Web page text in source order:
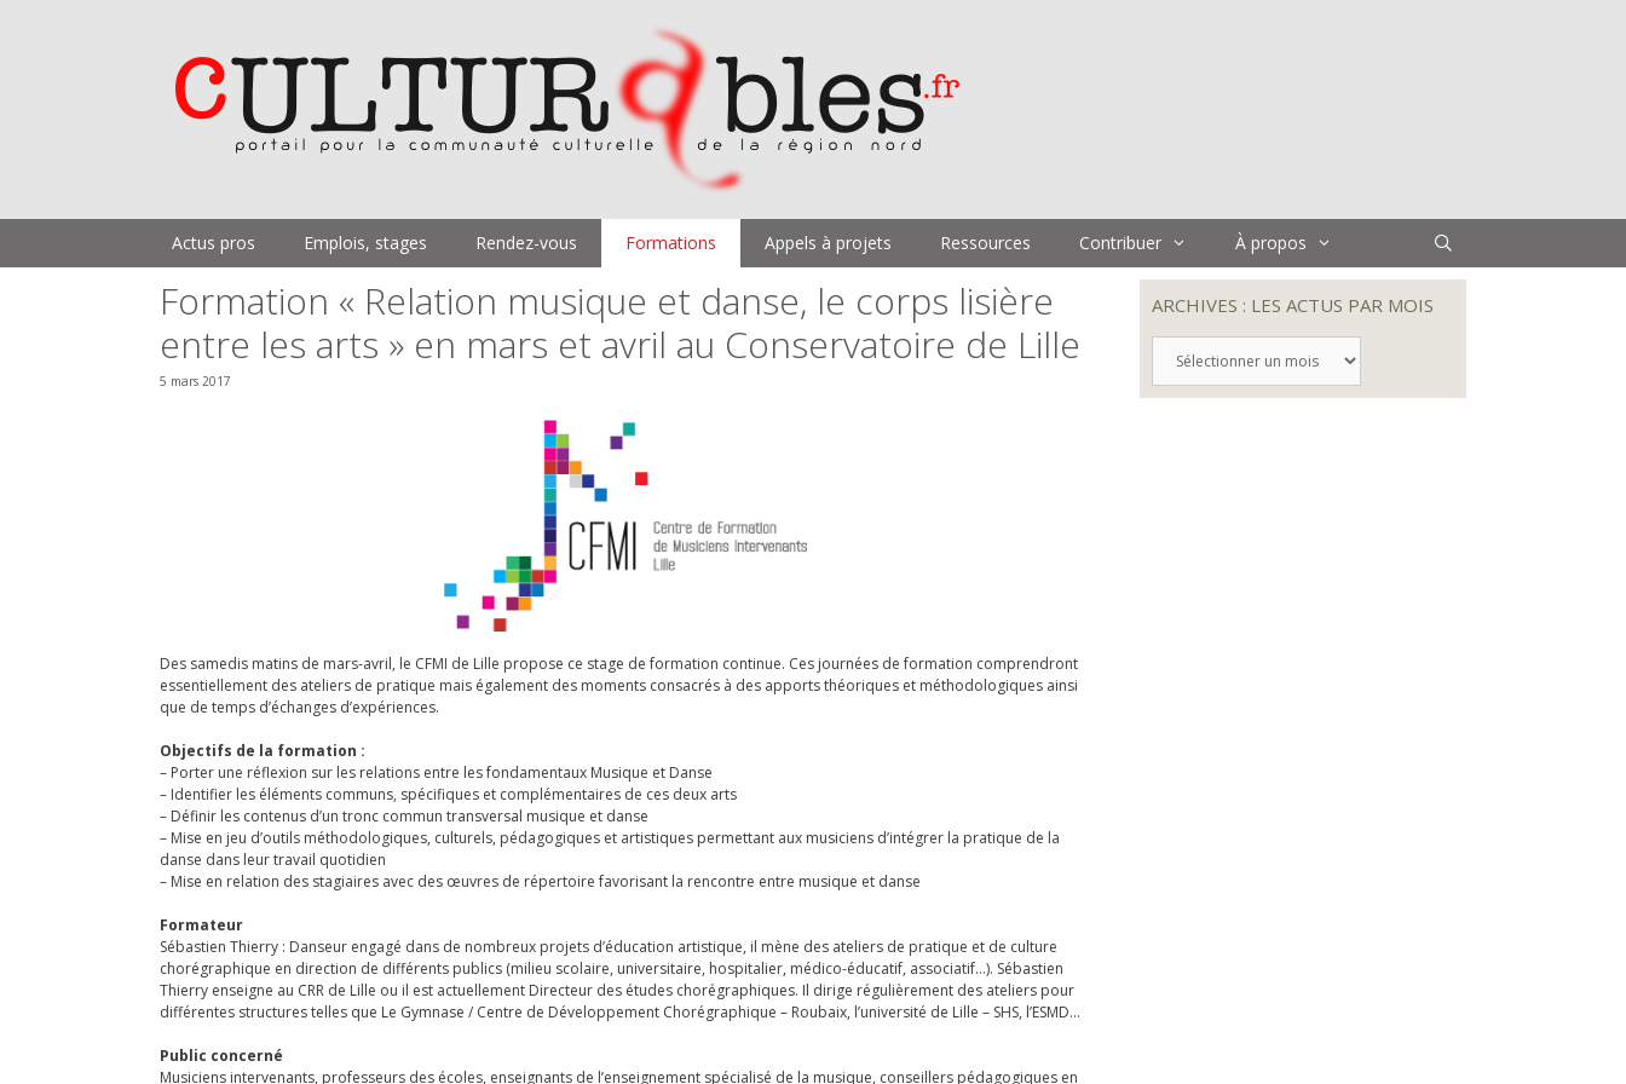
Actus pros Emplois, stages Rendez-vous Formations Appels à projets Ressources Contribuer À propos
Formation « Relation musique et danse, le corps lisière
entre les arts » en mars et avril au Conservatoire de Lille
5 mars 2017
Des samedis matins de mars-avril, le CFMI de Lille propose ce stage de formation continue. Ces journées de formation comprendront
essentiellement des ateliers de pratique mais également des moments consacrés à des apports théoriques et méthodologiques ainsi
que de temps d’échanges d’expériences.
Objectifs de la formation :
– Porter une réflexion sur les relations entre les fondamentaux Musique et Danse
– Identifier les éléments communs, spécifiques et complémentaires de ces deux arts
– Définir les contenus d’un tronc commun transversal musique et danse
– Mise en jeu d’outils méthodologiques, culturels, pédagogiques et artistiques permettant aux musiciens d’intégrer la pratique de la
danse dans leur travail quotidien
– Mise en relation des stagiaires avec des œuvres de répertoire favorisant la rencontre entre musique et danse
Formateur
Sébastien Thierry : Danseur engagé dans de nombreux projets d’éducation artistique, il mène des ateliers de pratique et de culture
chorégraphique en direction de différents publics (milieu scolaire, universitaire, hospitalier, médico-éducatif, associatif…). Sébastien
Thierry enseigne au CRR de Lille ou il est actuellement Directeur des études chorégraphiques. Il dirige régulièrement des ateliers pour
différentes structures telles que Le Gymnase / Centre de Développement Chorégraphique – Roubaix, l’université de Lille – SHS, l’ESMD…
Public concerné
Musiciens intervenants, professeurs des écoles, enseignants de l’enseignement spécialisé de la musique, conseillers pédagogiques en
ARCHIVES : LES ACTUS PAR MOIS
LES